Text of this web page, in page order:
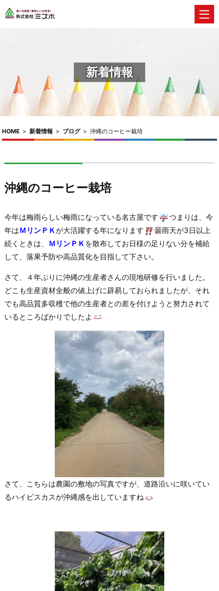
新着情報
HOME > 新着情報 > ブログ> 沖縄のコーヒー栽培
沖縄のコーヒー栽培
今年は梅雨らしい梅雨になっている名古屋です
つまりは、今
年はＭリンＰＫが大活躍する年になります
曇雨天が3日以上
続くときは、
ＭリンＰＫ を散布してお日様の足りない分を補給
して、落果予防や高品質化を目指して下さい。
さて、４年ぶりに沖縄の生産者さんの現地研修を行いました。
どこも生産資材全般の値上げに辟易しておられましたが、それ
でも高品質多収穫で他の生産者との差を付けようと努力されて
いるところばかりでしたよ
さて、こちらは農園の敷地の写真ですが、道路沿いに咲いてい
るハイビスカスが沖縄感を出していますね